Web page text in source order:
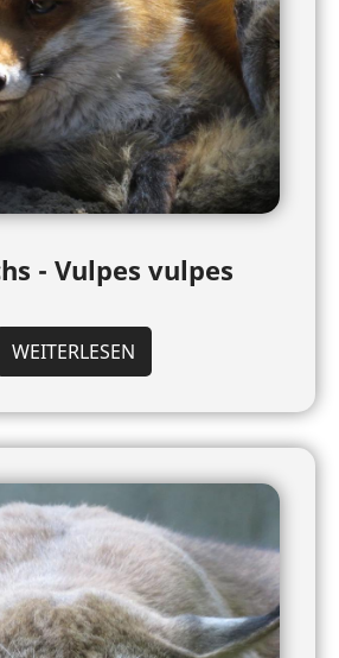
- Vulpes vulpes
WEITERLESEN